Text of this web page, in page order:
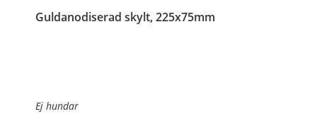
Guldanodiserad skylt, 225x75mm
Ej hundar